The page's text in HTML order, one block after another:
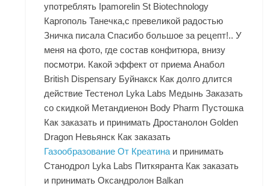
употреблять Ipamorelin St Biotechnology
Каргополь Танечка,с превеликой радостью
Зничка писала Спасибо большое за рецепт!.. У
меня на фото, где состав конфитюра, внизу
посмотри. Какой эффект от приема Анабол
British Dispensary Буйнакск Как долго длится
действие Тестенол Lyka Labs Медынь Заказать
со скидкой Метандиенон Body Pharm Пустошка
Как заказать и принимать Дростанолон Golden
Dragon Невьянск Как заказать
Газообразование От Креатина и принимать
Станодрол Lyka Labs Питкяранта Как заказать
и принимать Оксандролон Balkan